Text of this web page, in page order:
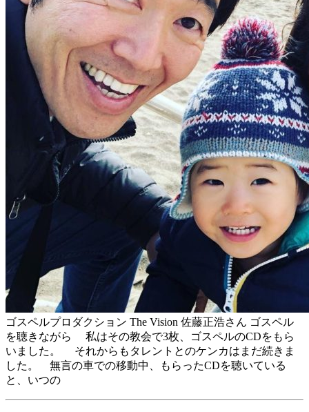
ゴスペルプロダクション The Vision 佐藤正浩さん ゴスペル
を聴きながら 私はその教会で3枚、ゴスペルのCDをもら
いました。 それからもタレントとのケンカはまだ続きま
した。 無言の車での移動中、もらったCDを聴いている
と、いつの